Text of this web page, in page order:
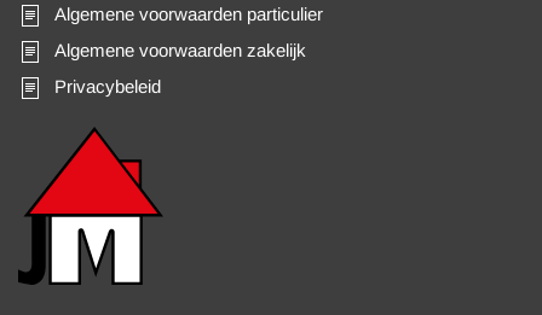
Algemene voorwaarden particulier
Algemene voorwaarden zakelijk
Privacybeleid